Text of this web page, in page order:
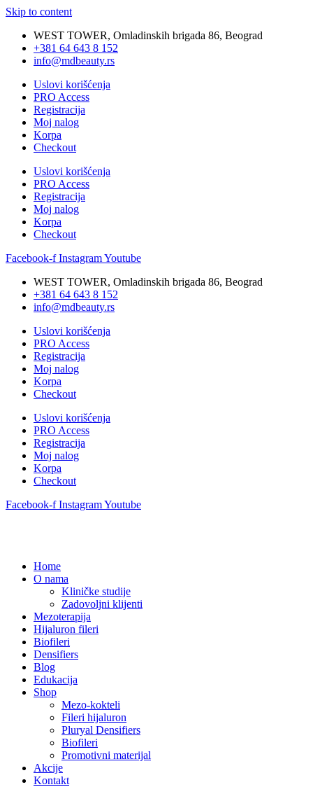
Skip to content
WEST TOWER, Omladinskih brigada 86, Beograd
+381 64 643 8 152
info@mdbeauty.rs
Uslovi korišćenja
PRO Access
Registracija
Moj nalog
Korpa
Checkout
Uslovi korišćenja
PRO Access
Registracija
Moj nalog
Korpa
Checkout
Facebook-f InstagramYoutube
WEST TOWER, Omladinskih brigada 86, Beograd
+381 64 643 8 152
info@mdbeauty.rs
Uslovi korišćenja
PRO Access
Registracija
Moj nalog
Korpa
Checkout
Uslovi korišćenja
PRO Access
Registracija
Moj nalog
Korpa
Checkout
Facebook-f InstagramYoutube
Home
O nama
Kliničke studije
Zadovoljni klijenti
Mezoterapija
Hijaluron fileri
Biofileri
Densifiers
Blog
Edukacija
Shop
Mezo-kokteli
Fileri hijaluron
Pluryal Densifiers
Biofileri
Promotivni materijal
Akcije
Kontakt